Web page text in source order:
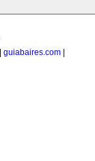
guiabaires.com